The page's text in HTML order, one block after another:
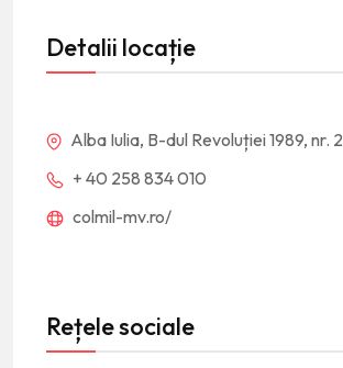
Detalii locație
Alba Iulia, B-dul Revoluției 1989, nr.
+ 40 258 834 010
colmil-mv.ro/
Rețele sociale